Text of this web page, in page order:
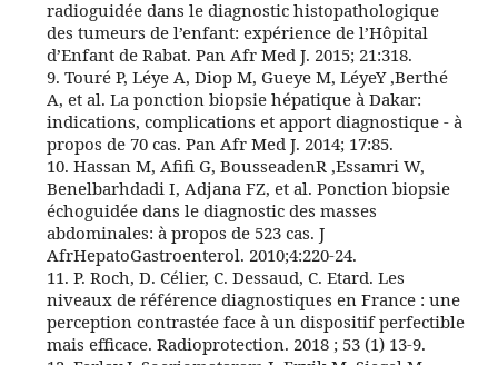
radioguidée dans le diagnostic histopathologique
des tumeurs de l’enfant: expérience de l’Hôpital
d’Enfant de Rabat. Pan Afr Med J. 2015; 21:318.
9. Touré P, Léye A, Diop M, Gueye M, LéyeY ,Berthé
A, et al. La ponction biopsie hépatique à Dakar:
indications, complications et apport diagnostique - à
propos de 70 cas. Pan Afr Med J. 2014; 17:85.
10. Hassan M, Afifi G, BousseadenR ,Essamri W,
Benelbarhdadi I, Adjana FZ, et al. Ponction biopsie
échoguidée dans le diagnostic des masses
abdominales: à propos de 523 cas. J
AfrHepatoGastroenterol. 2010;4:220-24.
11. P. Roch, D. Célier, C. Dessaud, C. Etard. Les
niveaux de référence diagnostiques en France : une
perception contrastée face à un dispositif perfectible
mais efficace. Radioprotection. 2018 ; 53 (1) 13-9.